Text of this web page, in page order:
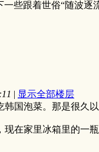
一些跟着世俗“随波逐
| 显示全部楼层
国泡菜。那是很久
在家里冰箱里的一